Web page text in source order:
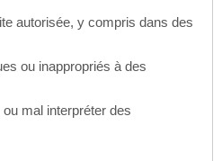
autorisée, y compris dans des
ou inappropriés à des
mal interpréter des